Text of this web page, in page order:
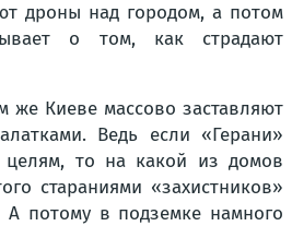
дроны над городом, а потом
о том, как страдают
же Киеве массово заставляют
Ведь если «Герани»
целям, то на какой из домов
стараниями «захистников»
потому в подземке намного